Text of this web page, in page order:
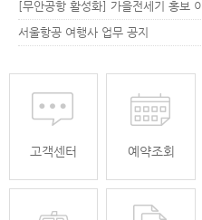
서울항공 여행사 업무 공지
고객센터 예약조회